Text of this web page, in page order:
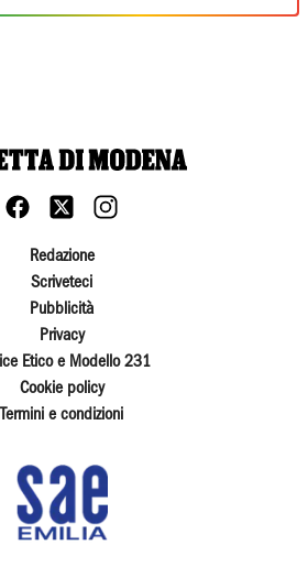
Redazione
Scriveteci
Pubblicità
Privacy
Etico e Modello 231
Cookie policy
Termini e condizioni